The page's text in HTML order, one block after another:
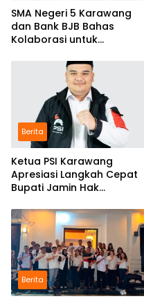
SMA Negeri 5 Karawang
dan Bank BJB Bahas
Kolaborasi untuk
Berita
Ketua PSI Karawang
Apresiasi Langkah Cepat
Bupati Jamin Hak
Berita